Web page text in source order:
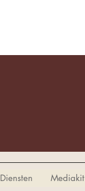
Diensten Mediakit